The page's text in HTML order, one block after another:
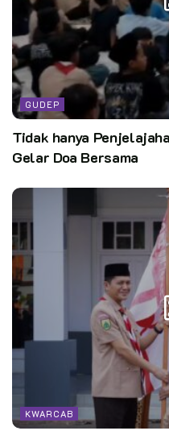
Banyumas
Foto: Dewan Ambalan
Kata Kunci: setiap pramuka
GUDEP
Tidak hanya
Gelar Doa Bersama
KWARCAB